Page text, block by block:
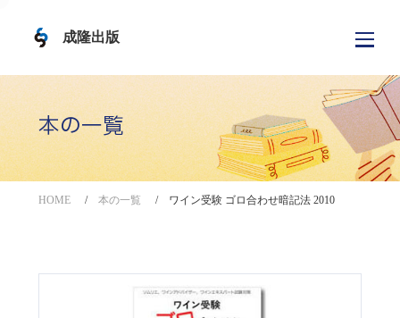
成隆出版
本の一覧
HOME 本の一覧 ワイン受験 ゴロ合わせ暗記法 2010